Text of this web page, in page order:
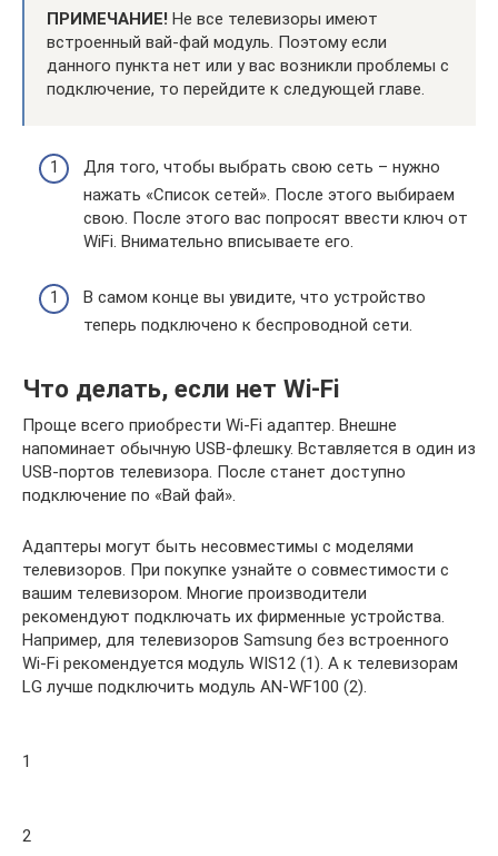
ПРИМЕЧАНИЕ! Не все телевизоры имеют
встроенный вай-фай модуль. Поэтому если
данного пункта нет или у вас возникли проблемы с
подключение, то перейдите к следующей главе.
Для того, чтобы выбрать свою сеть – нужно
нажать «Список сетей». После этого выбираем
свою. После этого вас попросят ввести ключ от
WiFi. Внимательно вписываете его.
В самом конце вы увидите, что устройство
теперь подключено к беспроводной сети.
Что делать, если нет Wi-Fi
Проще всего приобрести Wi-Fi адаптер. Внешне
напоминает обычную USB-флешку. Вставляется в один из
USB-портов телевизора. После станет доступно
подключение по «Вай фай».
Адаптеры могут быть несовместимы с моделями
телевизоров. При покупке узнайте о совместимости с
вашим телевизором. Многие производители
рекомендуют подключать их фирменные устройства.
Например, для телевизоров Samsung без встроенного
Wi-Fi рекомендуется модуль WIS12 (1). А к телевизорам
LG лучше подключить модуль AN-WF100 (2).
1
2